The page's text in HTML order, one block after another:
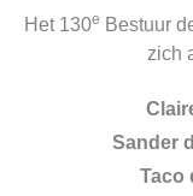
Het 130e Bestuur
zich
Sander
Taco